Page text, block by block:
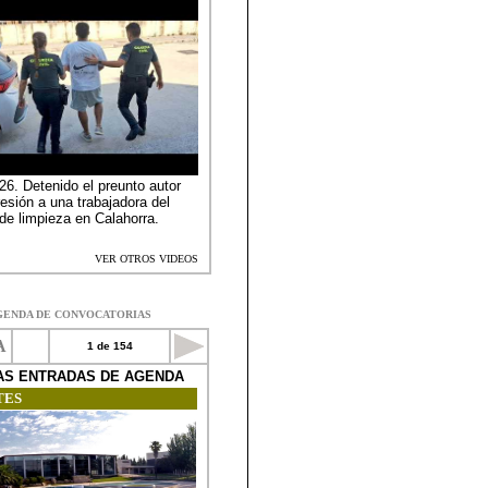
DE CONVOCATORIAS